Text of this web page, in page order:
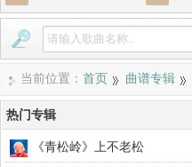
当前位置： 首页 曲谱专辑
热门专辑
《青松岭》上不老松